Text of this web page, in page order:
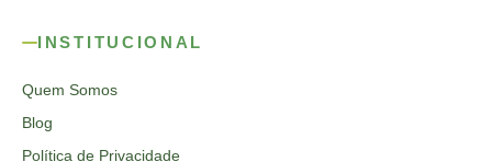
INSTITUCIONAL
Quem Somos
Blog
Política de Privacidade